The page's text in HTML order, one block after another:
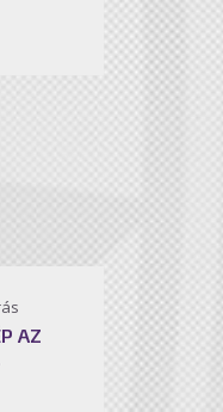
AZ